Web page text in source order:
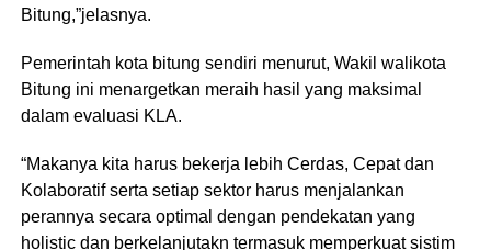
Bitung,”jelasnya.
Pemerintah kota bitung sendiri menurut, Wakil walikota
Bitung ini menargetkan meraih hasil yang maksimal
dalam evaluasi KLA.
“Makanya kita harus bekerja lebih Cerdas, Cepat dan
Kolaboratif serta setiap sektor harus menjalankan
perannya secara optimal dengan pendekatan yang
holistic dan berkelanjutakn termasuk memperkuat sistim